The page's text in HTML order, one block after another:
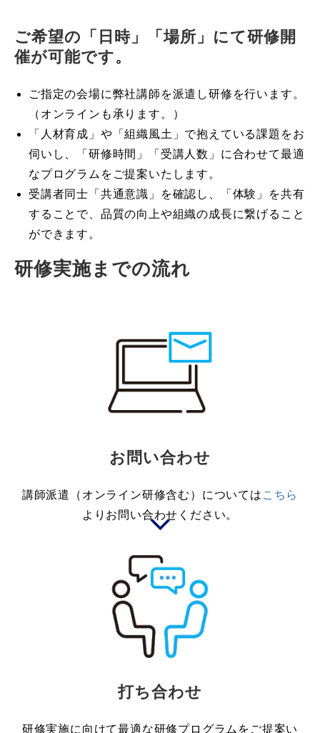
ご希望の「日時」「場所」にて研修開
催が可能です。
ご指定の会場に弊社講師を派遣し研修を行います。
（オンラインも承ります。）
「人材育成」や「組織風土」で抱えている課題をお
伺いし、「研修時間」「受講人数」に合わせて最適
なプログラムをご提案いたします。
受講者同士「共通意識」を確認し、「体験」を共有
することで、品質の向上や組織の成長に繋げること
ができます。
研修実施までの流れ
お問い合わせ
講師派遣（オンライン研修含む）については こちら
よりお問い合わせください。
打ち合わせ
研修実施に向けて最適な研修プログラムをご提案い